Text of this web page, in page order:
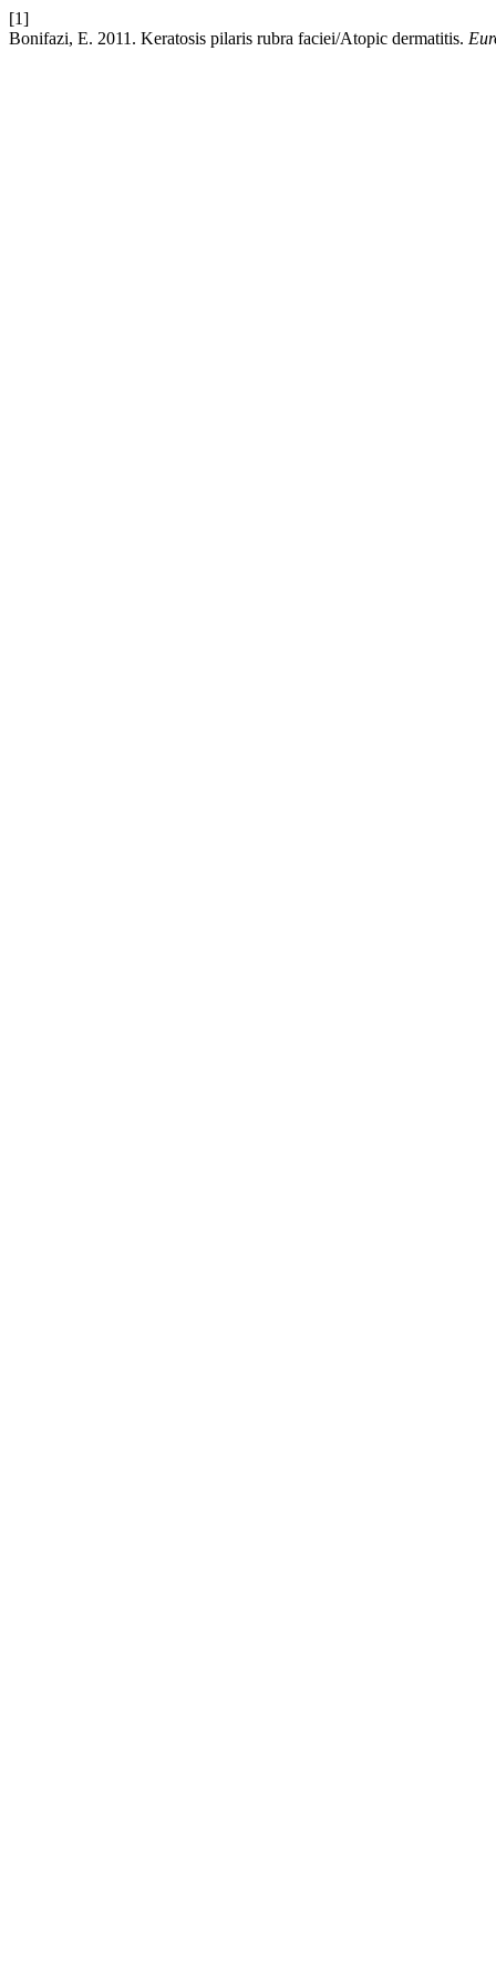
[1]
Bonifazi, E. 2011. Keratosis pilaris rubra faciei/Atopic dermatitis.